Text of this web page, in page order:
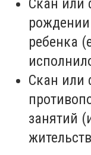
Скан или
ребенка
Скан или
занятий